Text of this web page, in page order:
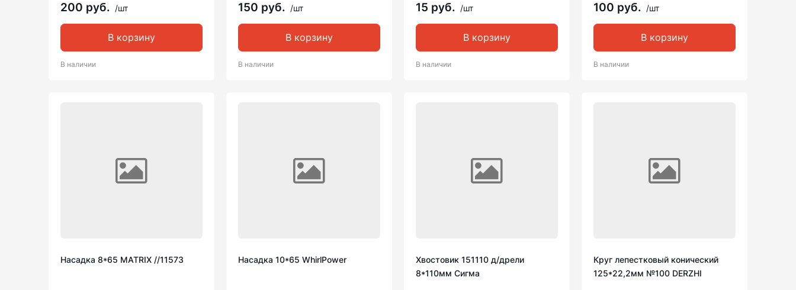
200 руб. /шт
В корзину
В наличии
150 руб. /шт
В корзину
В наличии
15 руб. /шт
В корзину
В наличии
100 руб. /шт
В корзину
В наличии
Насадка 8*65 MATRIX //11573 Насадка 10*65 WhirlPower
Хвостовик 151110 д/дрели
8*110мм Сигма
Круг лепестковый конический
125*22,2мм №100 DERZHI